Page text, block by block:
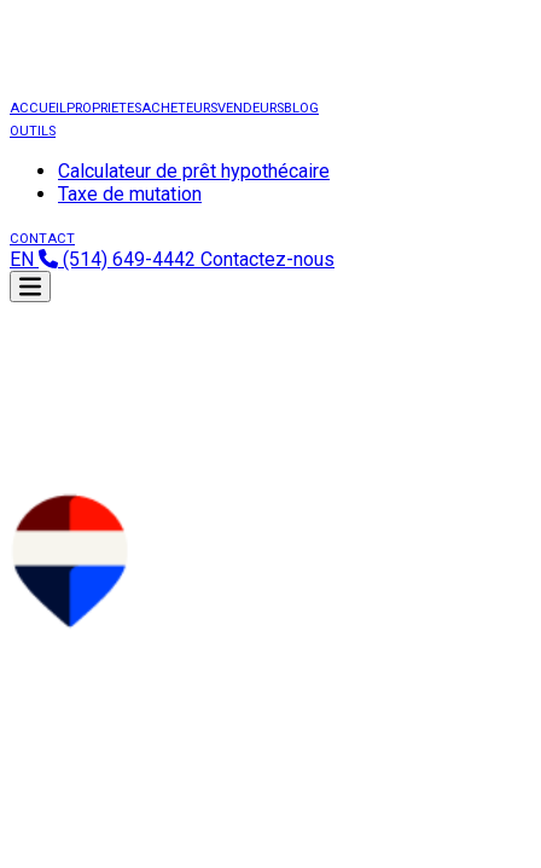
ACCUEILPROPRIETESACHETEURSVENDEURSBLOG
OUTILS
Calculateur de prêt hypothécaire
Taxe de mutation
CONTACT
EN (514) 649-4442 Contactez-nous